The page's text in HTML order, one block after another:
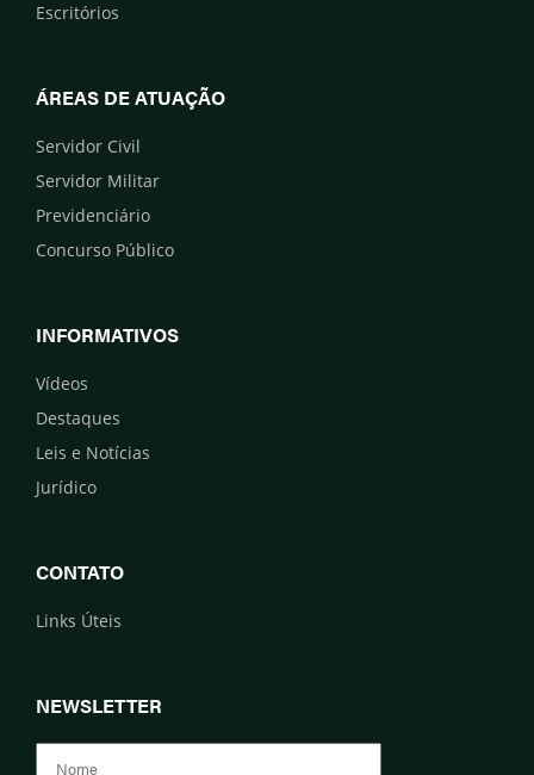
Escritórios
ÁREAS DE ATUAÇÃO
Servidor Civil
Servidor Militar
Previdenciário
Concurso Público
INFORMATIVOS
Vídeos
Destaques
Leis e Notícias
Jurídico
CONTATO
Links Úteis
NEWSLETTER